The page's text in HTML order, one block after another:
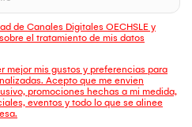
de Canales Digitales OECHSLE y
el tratamiento de mis datos
mejor mis gustos y preferencias para
Acepto que me envien
promociones hechas a mi medida,
eventos y todo lo que se alinee